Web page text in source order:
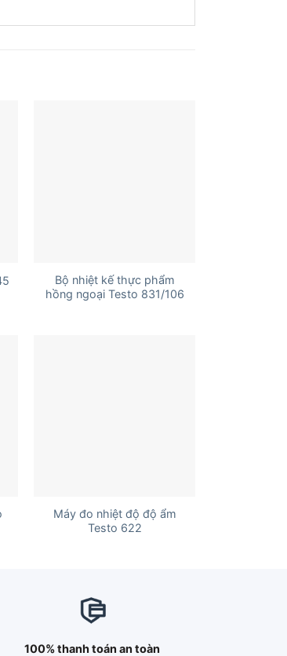
Bộ nhiệt kế thực phẩm
hồng ngoại Testo 831/106
Máy đo nhiệt độ độ ẩm
Testo 622
100% thanh toán an toàn